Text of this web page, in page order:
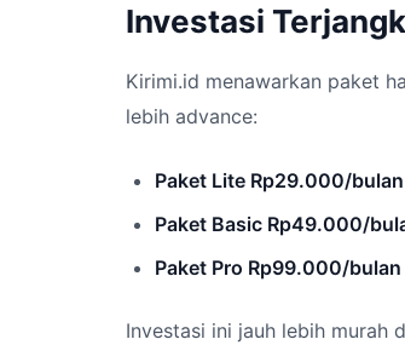
Investasi
Kirimi.id menawarkan paket
lebih advance:
Paket Lite Rp29.000/bulan
Paket Basic Rp49.000/
Paket Pro Rp99.000/bulan
Investasi ini jauh lebih murah